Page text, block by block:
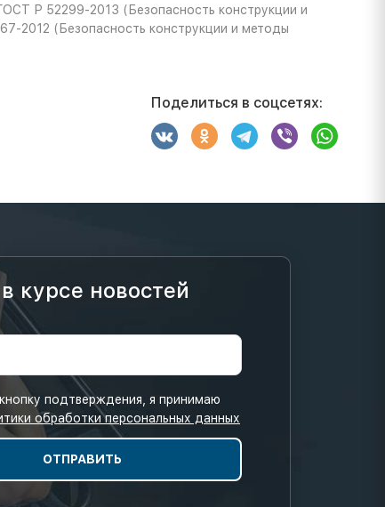
Р 52299-2013 (Безопасность конструкции и
2012 (Безопасность конструкции и методы
Поделиться в соцсетях:
курсе новостей
подтверждения, я принимаю
обработки персональных данных